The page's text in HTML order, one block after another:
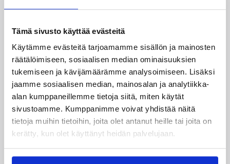
Tämä sivusto käyttää evästeitä
Käytämme evästeitä tarjoamamme sisällön ja mainosten
räätälöimiseen, sosiaalisen median ominaisuuksien
tukemiseen ja kävijämäärämme analysoimiseen. Lisäksi
jaamme sosiaalisen median, mainosalan ja analytiikka-
alan kumppaneillemme tietoja siitä, miten käytät
sivustoamme. Kumppanimme voivat yhdistää näitä
tietoja muihin tietoihin, joita olet antanut heille tai joita on
kerätty, kun olet käyttänyt heidän palvelujaan.
Wingsille tappio Valkyriesia
vastaan – Kuier neljä pistettä
ja kaksi torjuntaa
WNBA:ssa Dallas Wings kärsi tappion, kun
Golden State Valkyries oli parempi
loppulukemin 94-76 (44-36). Awak Kuier tilastoi
vaihdoissa yhdeksässä ja puolessa minuutissa
neljä pistettä, yhden levypallon ja kaksi
torjuntaa.